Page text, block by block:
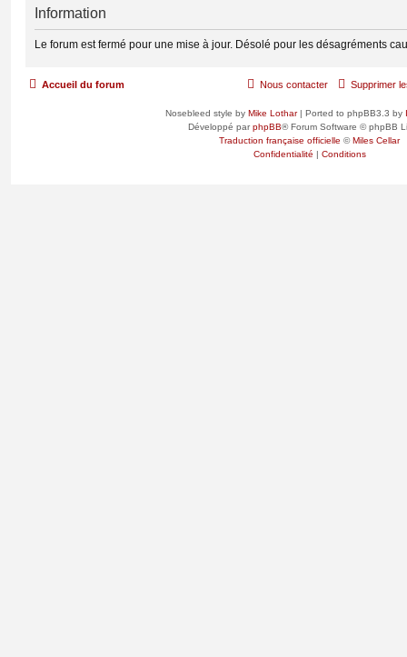
Information
Le forum est fermé pour une mise à jour. Désolé pour les désagréments
Accueil du forum Supprimer
Nous contacter
Nosebleed style by Mike Lothar| Ported to phpBB3.3 by
Développé parphpBB® Forum Software © phpBB
Traduction française officielle ©Miles Cellar
Confidentialité | Conditions